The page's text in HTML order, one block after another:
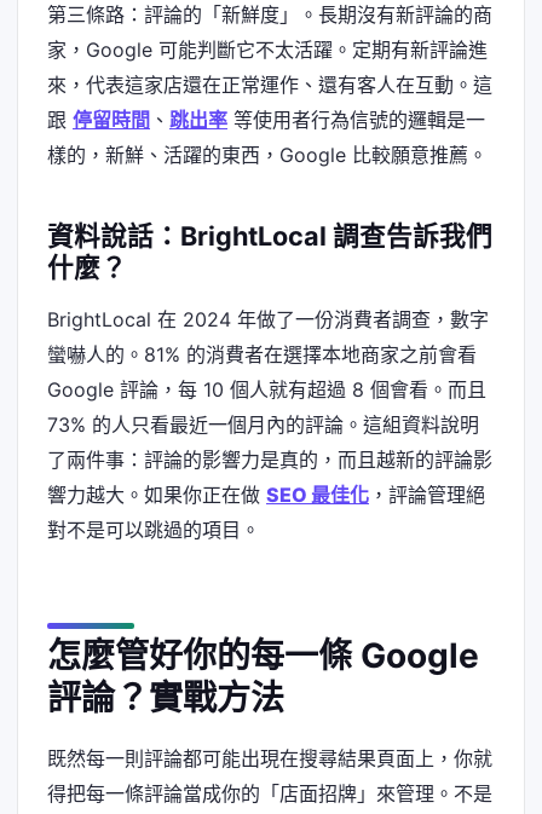
第三條路：評論的「新鮮度」。長期沒有新評論的商
家，Google 可能判斷它不太活躍。定期有新評論進
來，代表這家店還在正常運作、還有客人在互動。這
跟 停留時間 、 跳出率 等使用者行為信號的邏輯是一
樣的，新鮮、活躍的東西，Google 比較願意推薦。
資料說話：BrightLocal 調查告訴我們
什麼？
BrightLocal 在 2024 年做了一份消費者調查，數字
蠻嚇人的。81% 的消費者在選擇本地商家之前會看
Google 評論，每 10 個人就有超過 8 個會看。而且
73% 的人只看最近一個月內的評論。這組資料說明
了兩件事：評論的影響力是真的，而且越新的評論影
響力越大。如果你正在做 SEO 最佳化 ，評論管理絕
對不是可以跳過的項目。
怎麼管好你的每一條 Google
評論？實戰方法
既然每一則評論都可能出現在搜尋結果頁面上，你就
得把每一條評論當成你的「店面招牌」來管理。不是